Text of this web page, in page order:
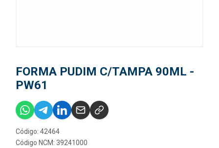
FORMA PUDIM C/TAMPA 90ML -
PW61
Código: 42464
Código NCM: 39241000